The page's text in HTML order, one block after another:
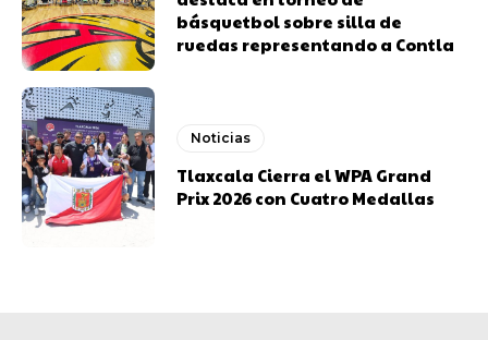
básquetbol sobre silla de
ruedas representando a Contla
Noticias
Tlaxcala Cierra el WPA Grand
Prix 2026 con Cuatro Medallas